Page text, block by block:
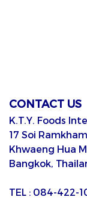
CONTACT US
K.T.Y. Foods
17 Soi
Khwaeng Hua
Bangkok,
TEL : 084-422-